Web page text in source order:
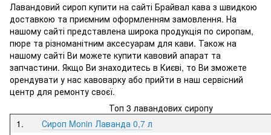
Лавандовий сироп купити на сайті Брайвал кава з швидкою
доставкою та приємним оформленням замовлення. На
нашому сайті представлена широка продукція по сиропам,
пюре та різноманітним аксесуарам для кави. Також на
нашому сайті Ви можете купити кавовий апарат та
запчастини. Якщо Ви знаходитесь в Києві, то Ви зможете
орендувати у нас кавоварку або прийти в наш сервісний
центр для ремонту своєї.
Топ 3 лавандових сиропу
1.
Сироп Monin Лаванда 0,7 л